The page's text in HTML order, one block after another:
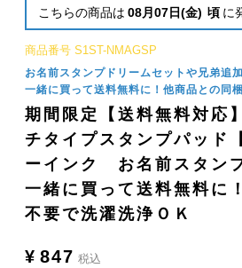
こちらの商品は 08月07日(金) 頃 に
商品番号 S1ST-NMAGSP
お名前スタンプドリームセットや兄弟追
一緒に買って送料無料に！他商品との同
期間限定【送料無料対応
チタイプスタンプパッド
ーインク お名前スタン
一緒に買って送料無料に
不要で洗濯洗浄ＯＫ
¥ 847 税込